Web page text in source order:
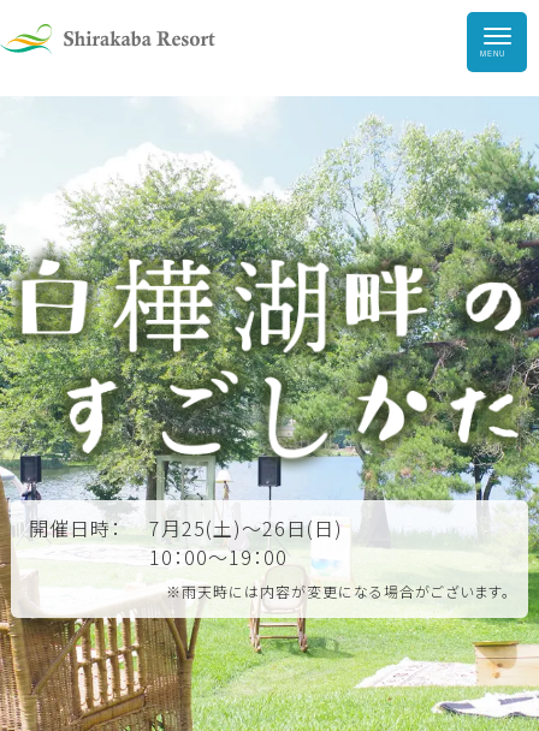
ガーデン・
アウトドア
遊び
ファミリーランド
インドアパーク
どうぶつ王国
スノーパーク
美術館
食事・カフェ・BBQ
ショップ
温泉 全体マップ
今日の営業情報 お得なチケット
開催日時：
7月25(土)～26日(日)
10：00～19：00
※雨天時には内容が変更になる場合がございます。